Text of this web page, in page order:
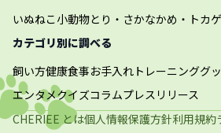
いぬねこ小動物とり・さかなかめ・トカゲ
カテゴリ別に調べる
飼い方健康食事お手入れ トレーニンググ
エンタメクイズコラムプレスリリース
CHERIEE とは個人情報保護方針利用規約